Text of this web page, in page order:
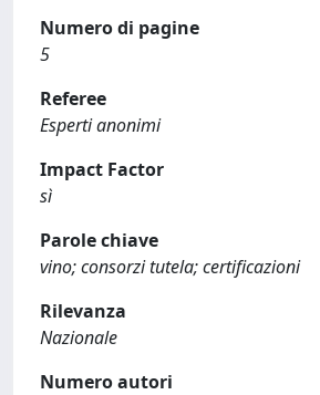
Numero di pagine
5
Referee
Esperti anonimi
Impact Factor
sì
Parole chiave
vino; consorzi tutela; certificazioni
Rilevanza
Nazionale
Numero autori